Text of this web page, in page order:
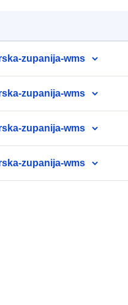
zupanija-wms
zupanija-wms
zupanija-wms
zupanija-wms